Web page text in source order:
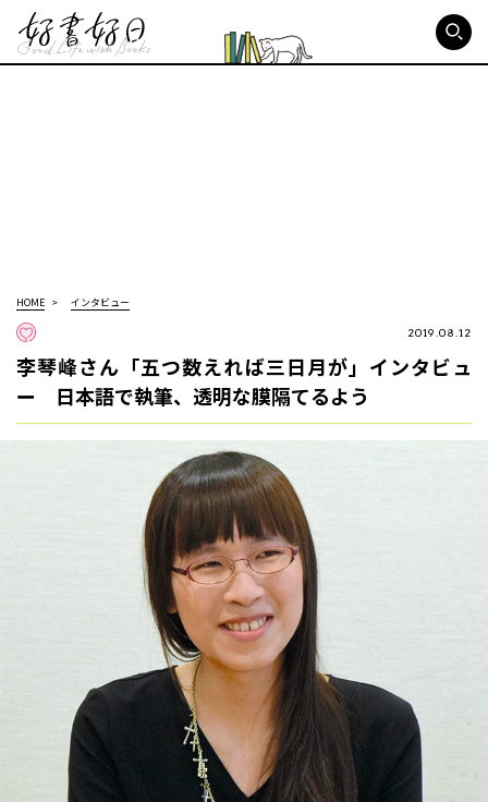
HOME インタビュー
2019.08.12
李琴峰さん「五つ数えれば三日月が」インタビュ
ー 日本語で執筆、透明な膜隔てるよう